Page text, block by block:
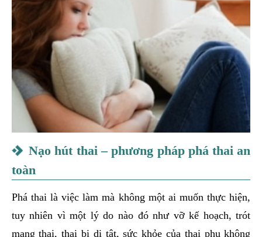
Nạo hút thai – phương pháp phá thai an
toàn
Phá thai là việc làm mà không một ai muốn thực hiện,
tuy nhiên vì một lý do nào đó như vỡ kế hoạch, trót
mang thai, thai bị dị tật, sức khỏe của thai phụ không